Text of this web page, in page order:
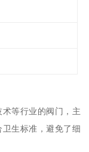
等行业的阀门，主
生标准，避免了细